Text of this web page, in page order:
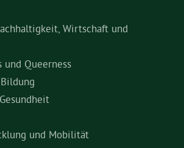
Wirtschaft und
und Queerness
und Mobilität